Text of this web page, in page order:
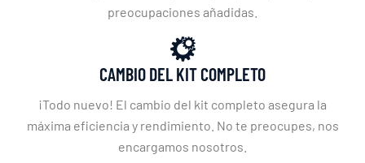
preocupaciones añadidas.
CAMBIO DEL KIT COMPLETO
¡Todo nuevo! El cambio del kit completo asegura la
máxima eficiencia y rendimiento. No te preocupes, nos
encargamos nosotros.